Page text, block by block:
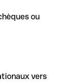
ou
vers